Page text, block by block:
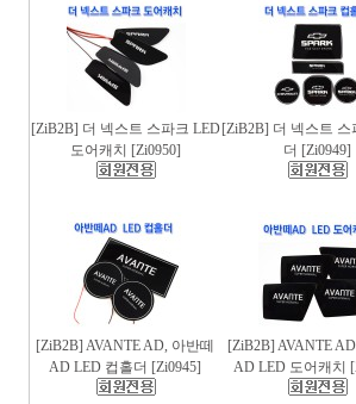
[ZiB2B] 더 넥스트 스파크 LED
도어캐치 [Zi0950]
[ZiB2B] 더 넥스트 스
더 [Zi0949]
[ZiB2B] AVANTE AD, 아반떼
AD LED 컵홀더 [Zi0945]
[ZiB2B] AVANTE
AD LED 도어캐치